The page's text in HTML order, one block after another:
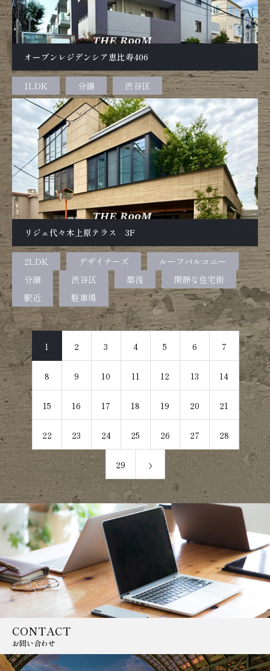
オープンレジデンシア恵比寿406
1LDK 分譲 渋谷区
リジェ代々木上原テラス 3F
2LDK デザイナーズ
ルーフバルコニー
分譲
渋谷区 築浅
閑静な住宅街
駅近
駐車場
1 2 3 4 5 6 7
8 9 10 11 12 13 14
15 16 17 18 19 20 21
22 23 24 25 26 27 28
29
CONTACT
お問い合わせ